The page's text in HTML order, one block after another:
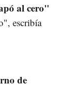
al cero"
escribía
de